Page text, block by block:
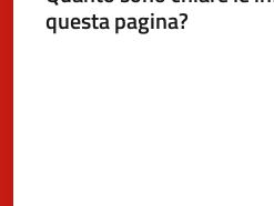
questa pagina?